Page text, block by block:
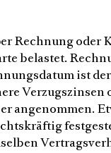
Rechnung
belastet.
ist
angenommen.